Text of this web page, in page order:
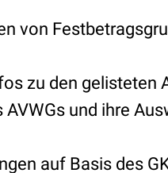
von
zu den gelisteten
und ihre
auf Basis des